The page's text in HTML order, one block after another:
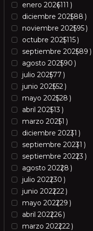
enero 2026111
diciembre 202588
noviembre 202595
octubre 2025115
septiembre 202589
agosto 202590
julio 202577
junio 202552
mayo 202528
abril 202513
marzo 20251
diciembre 20231
septiembre 20231
septiembre 20223
agosto 20228
julio 202230
junio 202222
mayo 202229
abril 202226
marzo 202222